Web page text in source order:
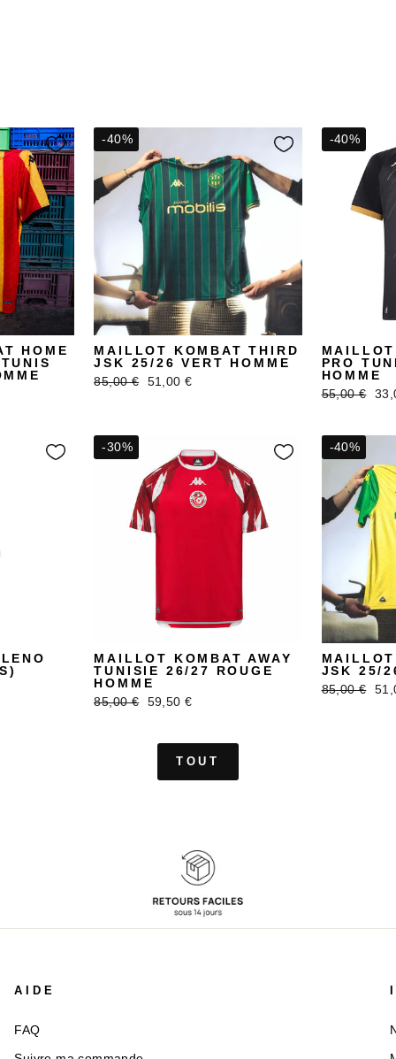
HOME
-40%
MAILLOT KOMBAT THIRD
JSK 25/26 VERT HOMME
Prix
85,00 €
Prix
51,00 €
-40%
PRO
HOMME
Prix
55,00 €
Prix
-30%
MAILLOT KOMBAT AWAY
TUNISIE 26/27 ROUGE
HOMME
Prix
85,00 €
Prix
59,50 €
-40%
JSK 25/
Prix
85,00 €
Prix
TOUT
AIDE
FAQ